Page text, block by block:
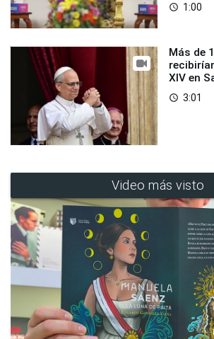
access_time 1:00
Más de
XIV en
access_time 3:01
Video más visto